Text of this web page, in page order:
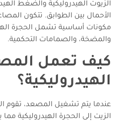
الزيوت الهيدروليكية والضغط
الأحمال بين الطوابق. تتكون
مكونات أساسية تشمل الحجرة
والمضخة، والصمامات التحكمية.
كيف تعمل
الهيدروليكية؟
عندما يتم تشغيل المصعد، تقوم
الزيت إلى الحجرة الهيدروليكية